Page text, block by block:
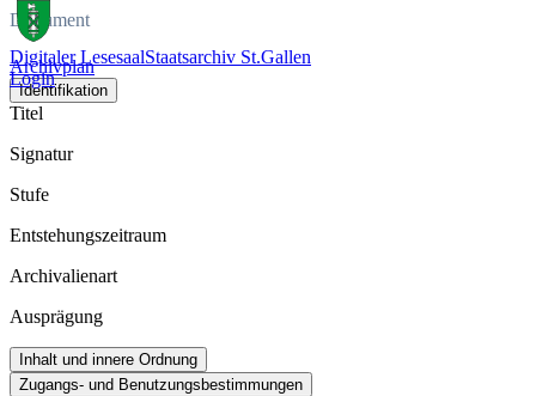
Digitaler LesesaalStaatsarchiv St.Gallen
Login
Dokument
Archivplan
Identifikation
Titel
Signatur
Stufe
Entstehungszeitraum
Archivalienart
Ausprägung
Inhalt und innere Ordnung
Zugangs- und Benutzungsbestimmungen